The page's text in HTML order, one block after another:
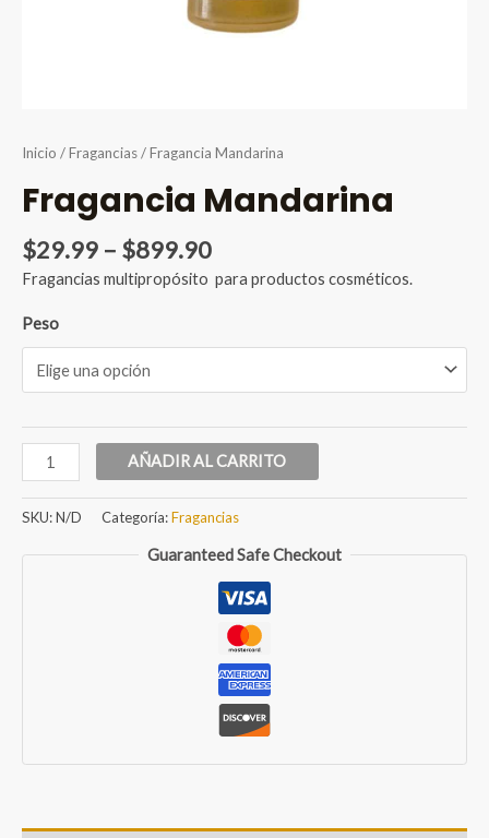
Inicio /Fragancias/ Fragancia Mandarina
Fragancia Mandarina
$29.99 – $899.90Price
range:
$29.99
$899.90
Fragancias multipropósito para productos cosméticos.
Peso
Fragancia
Mandarina
cantidad
AÑADIR AL CARRITO
SKU:N/D Categoría:Fragancias
Guaranteed Safe Checkout